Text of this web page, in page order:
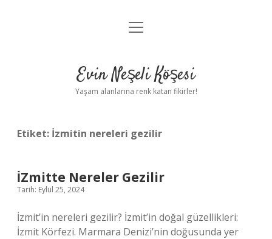
Anasayfa
Yasal Uyarı
menüyü
Evin Neşeli Köşesi
Yaşam alanlarına renk katan fikirler!
Etiket: İzmitin nereleri gezilir
İZmitte Nereler Gezilir
Tarih: Eylül 25, 2024
İzmit’in nereleri gezilir? İzmit’in doğal güzellikleri:
İzmit Körfezi. Marmara Denizi’nin doğusunda yer